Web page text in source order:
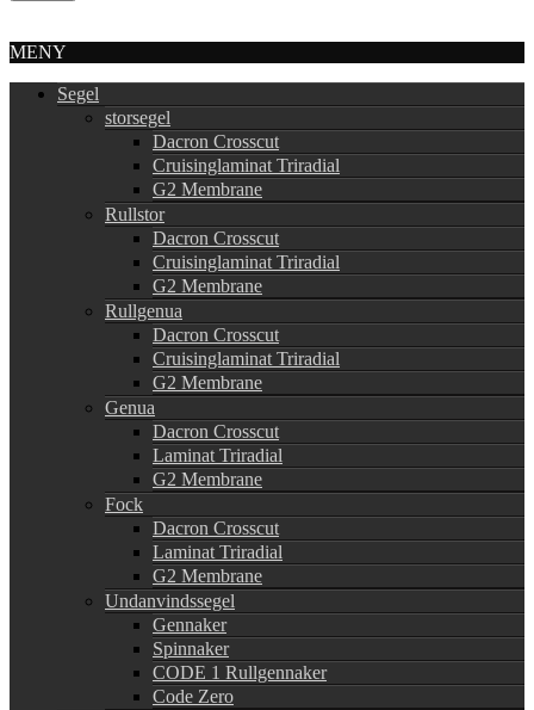
MENY
Segel
storsegel
Dacron Crosscut
Cruisinglaminat Triradial
G2 Membrane
Rullstor
Dacron Crosscut
Cruisinglaminat Triradial
G2 Membrane
Rullgenua
Dacron Crosscut
Cruisinglaminat Triradial
G2 Membrane
Genua
Dacron Crosscut
Laminat Triradial
G2 Membrane
Fock
Dacron Crosscut
Laminat Triradial
G2 Membrane
Undanvindssegel
Gennaker
Spinnaker
CODE 1 Rullgennaker
Code Zero